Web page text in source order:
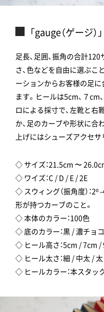
「gauge（ゲージ
足長、足囲、振角の合計120
さ、色などを自由に選ぶこ
ーションからお客様の足
ます。ヒールは5cm、７cm
ロによる採寸で、左靴と
か、足のカーブや形状に合
上げにはシューズアクセサ
◇ サイズ：21.5cm 〜
◇ ワイズ：C / D / E / 2E
◇ スウィング（振角度）：
形が持つカーブのこと。
◇ 本体のカラー：100色
◇ 底のカラー：黒 / 濃チョ
◇ ヒール高さ：5cm / 7cm /
◇ ヒール太さ：細 / 中太 / 太
◇ ヒールカラー：本スタッ